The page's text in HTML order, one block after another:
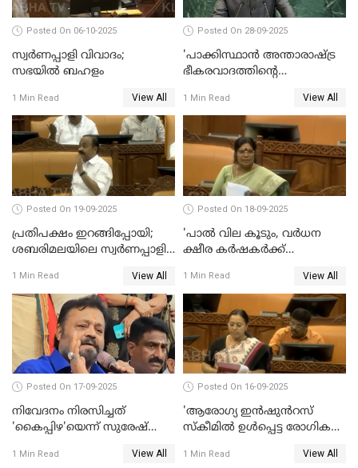
Posted On 06-10-2025
സ്വർണപ്പാളി വിവാദം;
സഭയിൽ ബഹളം
1 Min Read View All
Posted On 28-09-2025
'പാക്കിസ്ഥാന്‍ അന്താരാഷ്ട്ര
ഭീകരവാദത്തിന്റെ
ജയശങ്കര്‍
1 Min Read View All
Posted On 19-09-2025
പ്രതിപക്ഷം ഇറങ്ങിപ്പോയി;
ശബരിമലയിലെ സ്വർണപ്പാളി
പ്രമേയത്തിന് അനുമതിയില്ല
WATCH VIDEO
1 Min Read View All
Posted On 18-09-2025
'പാൽ വില കൂടും, വർധന
ക്ഷീര കർഷകർക്ക്
ജെ ചിഞ്ചുറാണി
1 Min Read View All
Posted On 17-09-2025
നിവേദനം നിരസിച്ചത്
'കൈപ്പിഴ'യെന്ന് സുരേഷ്
1 Min Read View All
Posted On 16-09-2025
'ആരോഗ്യ ഇൻഷുൻറസ്
സ്കീമിൽ ഉൾപ്പെട്ട രോഗികൾ
വാങ്ങി നൽകേണ്ട സാഹചര്യം
1 Min Read View All